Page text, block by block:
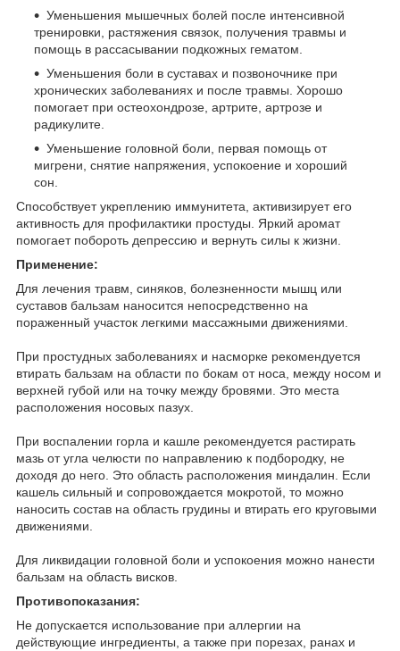
Уменьшения мышечных болей после интенсивной
тренировки, растяжения связок, получения травмы и
помощь в рассасывании подкожных гематом.
Уменьшения боли в суставах и позвоночнике при
хронических заболеваниях и после травмы. Хорошо
помогает при остеохондрозе, артрите, артрозе и
радикулите.
Уменьшение головной боли, первая помощь от
мигрени, снятие напряжения, успокоение и хороший
сон.
Способствует укреплению иммунитета, активизирует его
активность для профилактики простуды. Яркий аромат
помогает побороть депрессию и вернуть силы к жизни.
Применение:
Для лечения травм, синяков, болезненности мышц или
суставов бальзам наносится непосредственно на
пораженный участок легкими массажными движениями.
При простудных заболеваниях и насморке рекомендуется
втирать бальзам на области по бокам от носа, между носом и
верхней губой или на точку между бровями. Это места
расположения носовых пазух.
При воспалении горла и кашле рекомендуется растирать
мазь от угла челюсти по направлению к подбородку, не
доходя до него. Это область расположения миндалин. Если
кашель сильный и сопровождается мокротой, то можно
наносить состав на область грудины и втирать его круговыми
движениями.
Для ликвидации головной боли и успокоения можно нанести
бальзам на область висков.
Противопоказания:
Не допускается использование при аллергии на
действующие ингредиенты, а также при порезах, ранах и